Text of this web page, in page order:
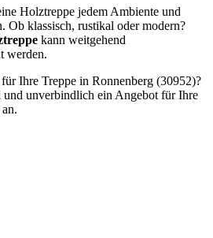
Holztreppe jedem Ambiente und
Ob klassisch, rustikal oder modern?
kann weitgehend
werden.
Ihre Treppe in Ronnenberg (30952)?
und unverbindlich ein Angebot für Ihre